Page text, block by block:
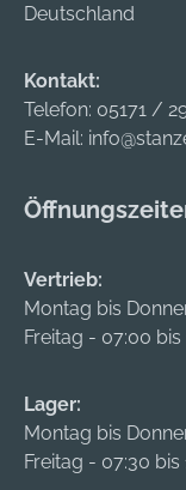
Deutschland
Kontakt:
Telefon: 05171 /
E-Mail:
Vertrieb:
Montag bis
Freitag - 07:00 bis
Lager:
Montag bis
Freitag - 07:30 bis